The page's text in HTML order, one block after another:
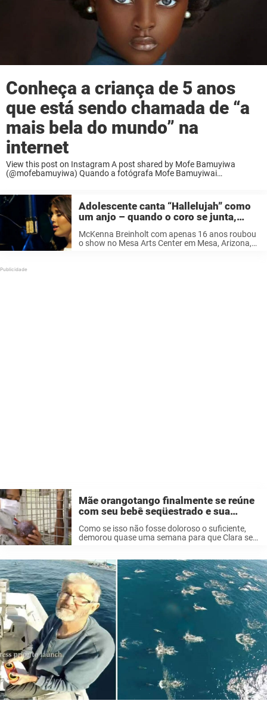
Conheça a criança de 5 anos
que está sendo chamada de “a
mais bela do mundo” na
internet
View this post on Instagram A post shared by Mofe Bamuyiwa
(@mofebamuyiwa) Quando a fotógrafa Mofe Bamuyiwai
Adolescente canta “Hallelujah” como
um anjo – quando o coro se junta,
McKenna Breinholt com apenas 16 anos roubou
o show no Mesa Arts Center em Mesa, Arizona,
Mãe orangotango finalmente se reúne
com seu bebê seqüestrado e sua
Como se isso não fosse doloroso o suficiente,
demorou quase uma semana para que Clara se
Orangotango de Bornéu. Youtube Ainda assim,
...